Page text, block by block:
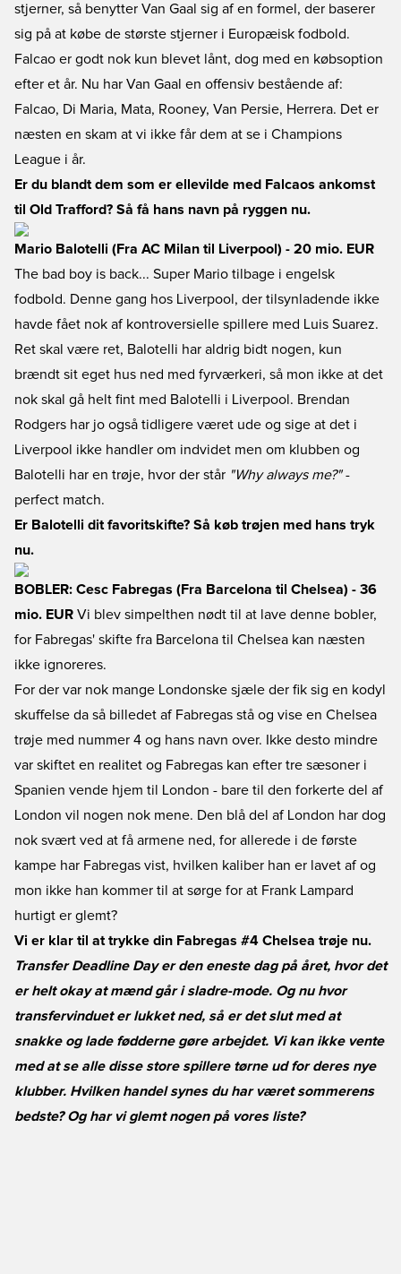
stjerner, så benytter Van Gaal sig af en formel, der baserer
sig på at købe de største stjerner i Europæisk fodbold.
Falcao er godt nok kun blevet lånt, dog med en købsoption
efter et år. Nu har Van Gaal en offensiv bestående af:
Falcao, Di Maria, Mata, Rooney, Van Persie, Herrera. Det er
næsten en skam at vi ikke får dem at se i Champions
League i år.
Er du blandt dem som er ellevilde med Falcaos ankomst
til Old Trafford? Så få hans navn på ryggen nu.
Mario Balotelli (Fra AC Milan til Liverpool) - 20 mio. EUR
The bad boy is back... Super Mario tilbage i engelsk
fodbold. Denne gang hos Liverpool, der tilsynladende ikke
havde fået nok af kontroversielle spillere med Luis Suarez.
Ret skal være ret, Balotelli har aldrig bidt nogen, kun
brændt sit eget hus ned med fyrværkeri, så mon ikke at det
nok skal gå helt fint med Balotelli i Liverpool. Brendan
Rodgers har jo også tidligere været ude og sige at det i
Liverpool ikke handler om indvidet men om klubben og
Balotelli har en trøje, hvor der står "Why always me?"-
perfect match.
Er Balotelli dit favoritskifte? Så køb trøjen med hans tryk
nu.
BOBLER: Cesc Fabregas (Fra Barcelona til Chelsea) - 36
mio. EUR Vi blev simpelthen nødt til at lave denne bobler,
for Fabregas' skifte fra Barcelona til Chelsea kan næsten
ikke ignoreres.
For der var nok mange Londonske sjæle der fik sig en kodyl
skuffelse da så billedet af Fabregas stå og vise en Chelsea
trøje med nummer 4 og hans navn over. Ikke desto mindre
var skiftet en realitet og Fabregas kan efter tre sæsoner i
Spanien vende hjem til London - bare til den forkerte del af
London vil nogen nok mene. Den blå del af London har dog
nok svært ved at få armene ned, for allerede i de første
kampe har Fabregas vist, hvilken kaliber han er lavet af og
mon ikke han kommer til at sørge for at Frank Lampard
hurtigt er glemt?
Vi er klar til at trykke din Fabregas #4 Chelsea trøje nu.
Transfer Deadline Day er den eneste dag på året, hvor det
er helt okay at mænd går i sladre-mode. Og nu hvor
transfervinduet er lukket ned, så er det slut med at
snakke og lade fødderne gøre arbejdet. Vi kan ikke vente
med at se alle disse store spillere tørne ud for deres nye
klubber. Hvilken handel synes du har været sommerens
bedste? Og har vi glemt nogen på vores liste?